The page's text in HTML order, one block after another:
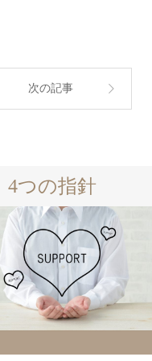
次の記事
4つの指針